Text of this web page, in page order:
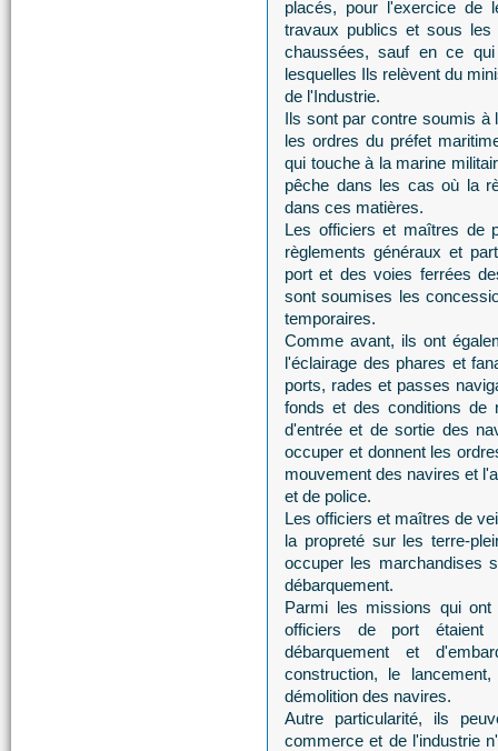
placés, pour l'exercice de
travaux publics et sous
chaussées, sauf en ce
lesquelles Ils relèvent du
de l'Industrie.
Ils sont par contre soumis à
les ordres du préfet
qui touche à la marine
pêche dans les cas où la
dans ces matières.
Les officiers et maîtres de
règlements généraux et
port et des voies ferrées
sont soumises les
temporaires.
Comme avant, ils ont
l'éclairage des phares et
ports, rades et passes
fonds et des conditions de
d'entrée et de sortie des
occuper et donnent les
mouvement des navires et
et de police.
Les officiers et maîtres de
la propreté sur les terre-
occuper les marchandises
débarquement.
Parmi les missions qui ont
officiers de port étaient
débarquement et
construction, le
démolition des navires.
Autre particularité, ils
commerce et de l'industrie